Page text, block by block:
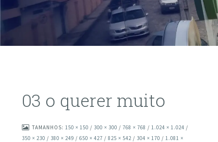
03 o querer muito
TAMANHOS: 150 × 150 / 300 × 300 / 768 × 768 / 1.024 × 1.024 /
350 × 230 / 380 × 249 / 650 × 427 / 825 × 542 / 304 × 170 / 1.081 ×